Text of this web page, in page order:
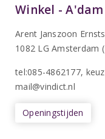
Winkel -
Arent Janszoon
1082 LG Amsterdam
tel:085-4862177,
mail@vindict.nl
Openingstijden